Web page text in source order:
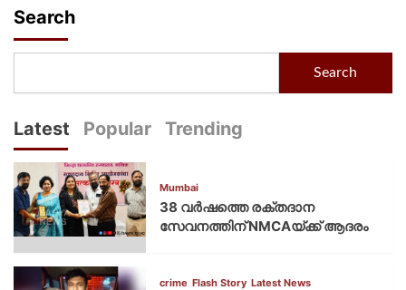
Search
Search
Latest Popular Trending
Mumbai
38 വർഷത്തെ രക്തദാന
സേവനത്തിന് NMCAയ്ക്ക് ആദരം
crime Flash Story Latest News